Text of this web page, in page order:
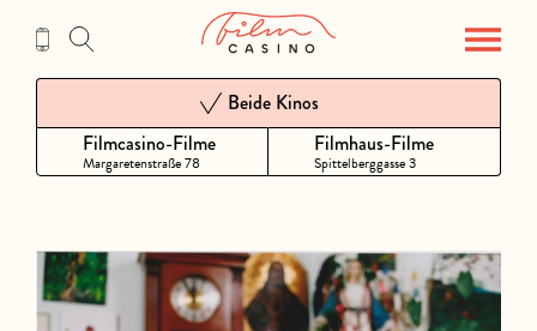
Inhalt
Filmcasino-Filme
Margaretenstraße 78
Beide Kinos
Filmhaus-Filme
Spittelberggasse 3